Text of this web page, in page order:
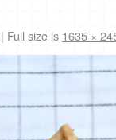
| Full size is 1635 ×